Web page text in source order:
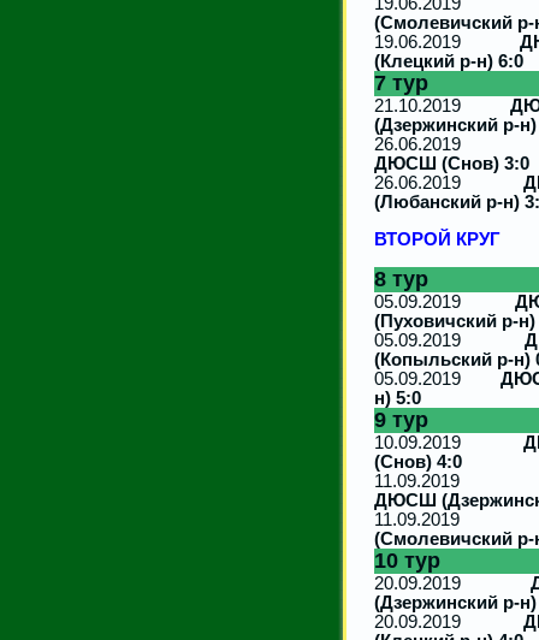
(Смолевичский р-
19.06.2019
(Клецкий р-н) 6:0
7 тур
21.10.2019
(Дзержинский р-н)
ДЮСШ (Снов) 3:0
26.06.2019
(Любанский р-н)
ВТОРОЙ КРУГ
8 тур
05.09.2019
(Пуховичский р-н)
05.09.2019
(Копыльский р-н)
05.09.2019
н) 5:0
9 тур
10.09.2019
(Снов) 4:0
ДЮСШ
(Смолевичский
10 тур
20.09.2019
(Дзержинский р-н)
20.09.2019